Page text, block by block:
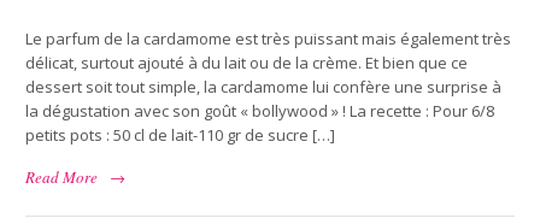
Le parfum de la cardamome est très puissant mais également très
délicat, surtout ajouté à du lait ou de la crème. Et bien que ce
dessert soit tout simple, la cardamome lui confère une surprise à
la dégustation avec son goût « bollywood » ! La recette : Pour 6/8
petits pots : 50 cl de lait-110 gr de sucre […]
Read More
→